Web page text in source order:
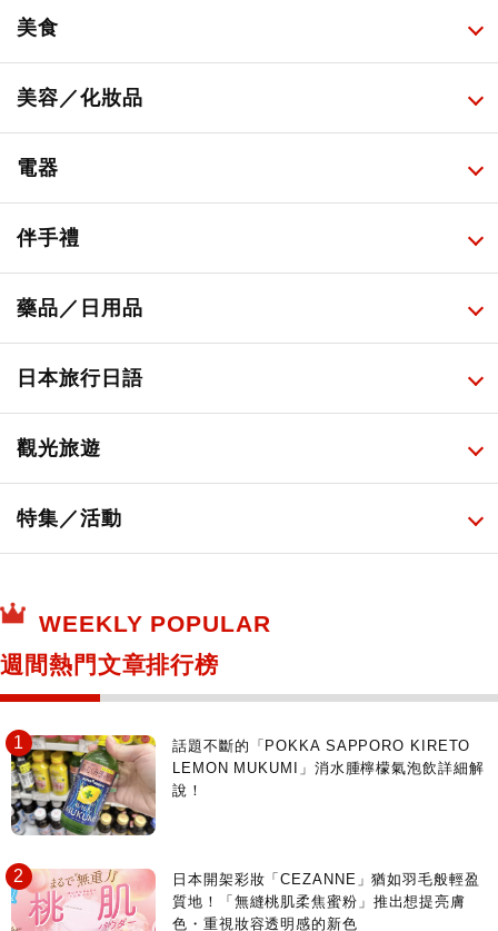
美食
所有
甜點・菓子
人氣店鋪美食
必吃的日式早餐
日本酒達人
美容／化妝品
所有
便利商店化妝品
藥妝店化妝品
電器
所有
健康/美容儀器
廚房家電
伴手禮
所有
伴手禮排行榜
免稅商店
藥品／日用品
所有
百圓商店
日常用藥
日本旅行日語
所有
觀光旅遊
所有
特集／活動
東京百貨店～TOKYO Depart～
WEEKLY POPULAR
週間熱門文章排行榜
話題不斷的「POKKA SAPPORO KIRETO
LEMON MUKUMI」消水腫檸檬氣泡飲詳細解
說！
日本開架彩妝「CEZANNE」猶如羽毛般輕盈
質地！「無縫桃肌柔焦蜜粉」推出想提亮膚
色・重視妝容透明感的新色